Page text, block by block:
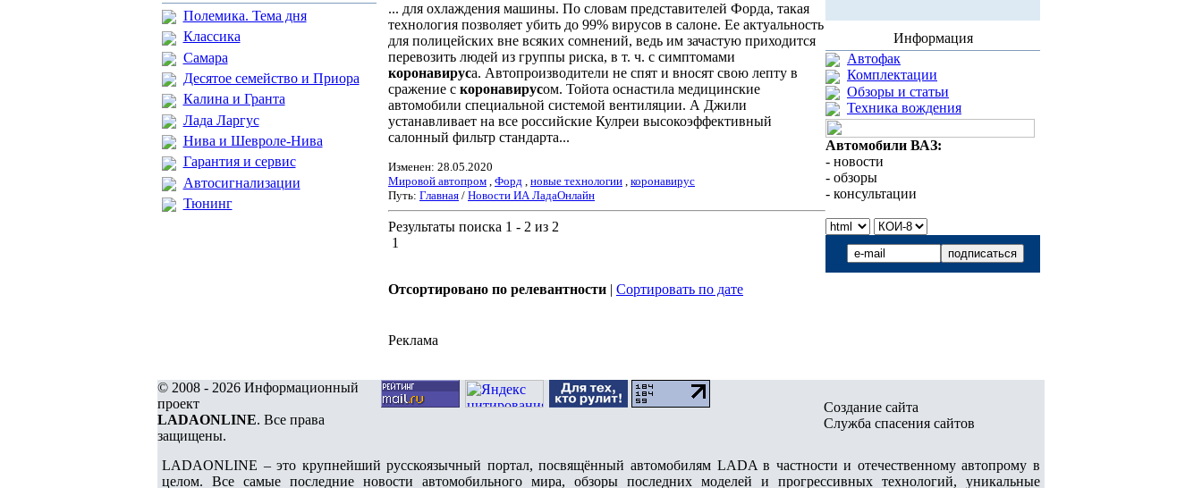
Полемика. Тема дня
Классика
Самара
Десятое семейство и Приора
Калина и Гранта
Лада Ларгус
Нива и Шевроле-Нива
Гарантия и сервис
Автосигнализации
Тюнинг
... для охлаждения машины. По словам представителей Форда, такая
технология позволяет убить до 99% вирусов в салоне. Ее актуальность
для полицейских вне всяких сомнений, ведь им зачастую приходится
перевозить людей из группы риска, в т. ч. с симптомами
коронавируса. Автопроизводители не спят и вносят свою лепту в
сражение с коронавирусом. Тойота оснастила медицинские
автомобили специальной системой вентиляции. А Джили
устанавливает на все российские Кулреи высокоэффективный
салонный фильтр стандарта...
Изменен: 28.05.2020
Мировой автопром , Форд , новые технологии , коронавирус
Путь: Главная / Новости ИА ЛадаОнлайн
Результаты поиска 1 - 2 из 2
1
Отсортировано по релевантности | Сортировать по дате
Реклама
Информация
Автофак
Комплектации
Обзоры и статьи
Техника вождения
Автомобили ВАЗ:
- новости
- обзоры
- консультации
© 2008 - 2026 Информационный
проект
LADAONLINE. Все права
защищены.
Создание сайта
Служба спасения сайтов
LADAONLINE – это крупнейший русскоязычный портал, посвящённый автомобилям LADA в частности и отечественному автопрому в
целом. Все самые последние новости автомобильного мира, обзоры последних моделей и прогрессивных технологий, уникальные